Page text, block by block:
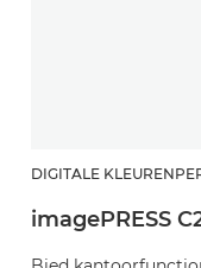
DIGITALE
imagePRESS